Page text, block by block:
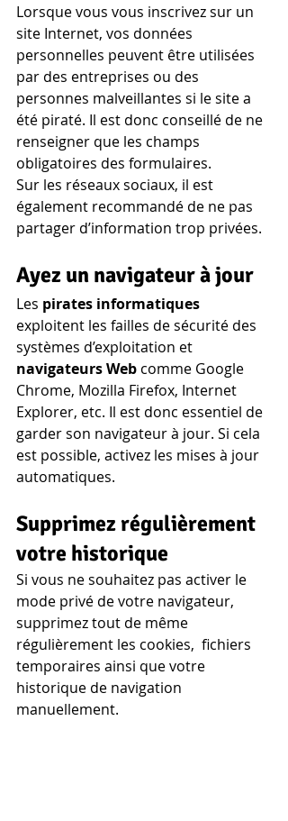
Lorsque vous vous inscrivez sur un
site Internet, vos données
personnelles peuvent être utilisées
par des entreprises ou des
personnes malveillantes si le site a
été piraté. Il est donc conseillé de ne
renseigner que les champs
obligatoires des formulaires.
Sur les réseaux sociaux, il est
également recommandé de ne pas
partager d’information trop privées.
Ayez un navigateur à jour
Les pirates informatiques
exploitent les failles de sécurité des
systèmes d’exploitation et
navigateurs Web comme Google
Chrome, Mozilla Firefox, Internet
Explorer, etc. Il est donc essentiel de
garder son navigateur à jour. Si cela
est possible, activez les mises à jour
automatiques.
Supprimez régulièrement
votre historique
Si vous ne souhaitez pas activer le
mode privé de votre navigateur,
supprimez tout de même
régulièrement les cookies,  fichiers
temporaires ainsi que votre
historique de navigation
manuellement.